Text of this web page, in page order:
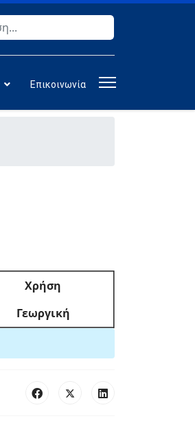
Επικοινωνία
Χρήση
Γεωργική